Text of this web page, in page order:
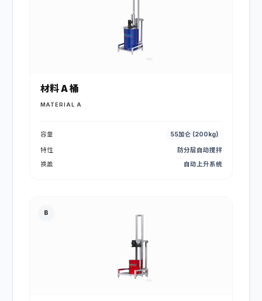
材料 A 桶
MATERIAL A
容量 55加仑 (200kg)
特性
防分层自动搅拌
换盖
自动上升系统
B